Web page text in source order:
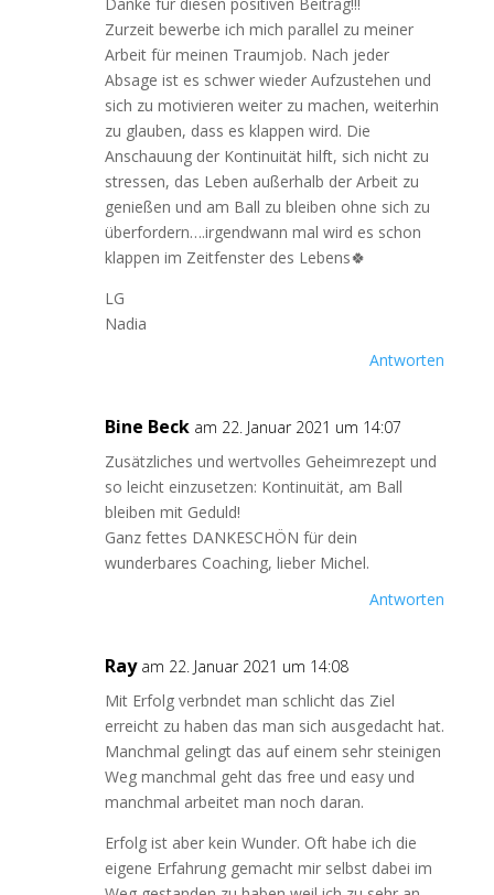
Zurzeit bewerbe ich mich parallel zu meiner
Arbeit für meinen Traumjob. Nach jeder
Absage ist es schwer wieder Aufzustehen und
sich zu motivieren weiter zu machen, weiterhin
zu glauben, dass es klappen wird. Die
Anschauung der Kontinuität hilft, sich nicht zu
stressen, das Leben außerhalb der Arbeit zu
genießen und am Ball zu bleiben ohne sich zu
überfordern….irgendwann mal wird es schon
klappen im Zeitfenster des Lebens🍀
LG
Nadia
Antworten
Bine Beck am 22. Januar 2021 um 14:07
Zusätzliches und wertvolles Geheimrezept und
so leicht einzusetzen: Kontinuität, am Ball
bleiben mit Geduld!
Ganz fettes DANKESCHÖN für dein
wunderbares Coaching, lieber Michel.
Antworten
Ray am 22. Januar 2021 um 14:08
Mit Erfolg verbndet man schlicht das Ziel
erreicht zu haben das man sich ausgedacht hat.
Manchmal gelingt das auf einem sehr steinigen
Weg manchmal geht das free und easy und
manchmal arbeitet man noch daran.
Erfolg ist aber kein Wunder. Oft habe ich die
eigene Erfahrung gemacht mir selbst dabei im